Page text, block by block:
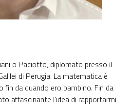
o Paciotto, diplomato presso il
di Perugia. La matematica è
fin da quando ero bambino. Fin da
affascinante l'idea di rapportarmi